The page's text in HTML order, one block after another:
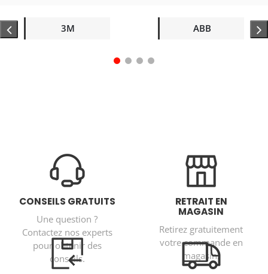
3M ABB
CONSEILS GRATUITS
Une question ?
Contactez nos experts
pour obtenir des
conseils.
RETRAIT EN
MAGASIN
Retirez gratuitement
votre commande en
magasin.